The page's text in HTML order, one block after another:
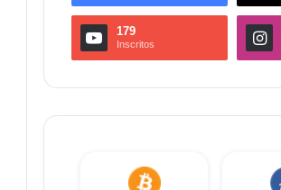
179
Inscritos